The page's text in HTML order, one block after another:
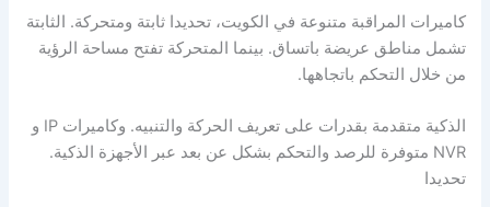
كاميرات المراقبة متنوعة في الكويت، تحديدا ثابتة ومتحركة. الثابتة
تشمل مناطق عريضة باتساق. بينما المتحركة تفتح مساحة الرؤية
من خلال التحكم باتجاهها.
الذكية متقدمة بقدرات على تعريف الحركة والتنبيه. وكاميرات IP و
NVR متوفرة للرصد والتحكم بشكل عن بعد عبر الأجهزة الذكية.
تحديدا